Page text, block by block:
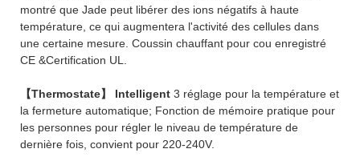
montré que Jade peut libérer des ions négatifs à haute
température, ce qui augmentera l'activité des cellules dans
une certaine mesure. Coussin chauffant pour cou enregistré
CE &Certification UL.
【Thermostate】 Intelligent 3 réglage pour la température et
la fermeture automatique; Fonction de mémoire pratique pour
les personnes pour régler le niveau de température de
dernière fois, convient pour 220-240V.